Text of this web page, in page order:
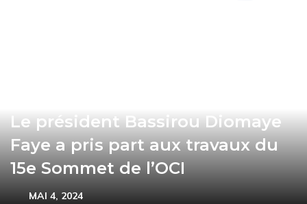
Le président Bassirou Diomaye
Faye a pris part aux travaux du
15e Sommet de l’OCI
MAI 4, 2024